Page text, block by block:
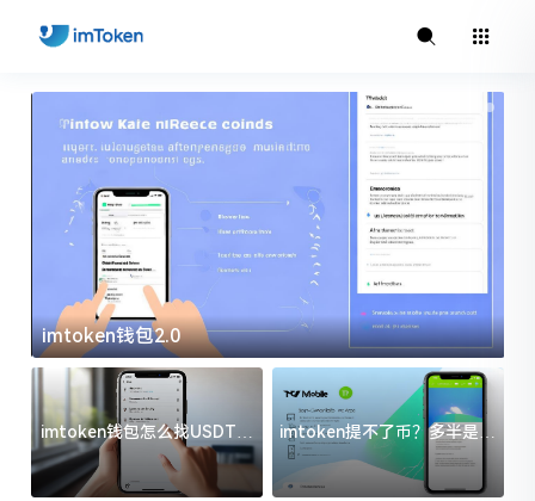
imtoken钱包2.0
imtoken钱包怎么找USDT地
址？三步搞定不踩坑
imtoken提不了币？多半是这
几件事没处理好